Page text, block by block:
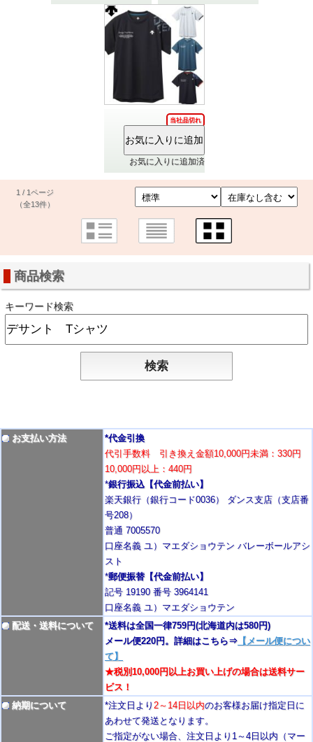
当社品切れ
お気に入りに追加済
1 / 1ページ
（全13件）
商品検索
キーワード検索
お支払い方法
*代金引換
代引手数料 引き換え金額10,000円未満：330円
10,000円以上：440円
*銀行振込【代金前払い】
楽天銀行（銀行コード0036） ダンス支店（支店番
号208）
普通 7005570
口座名義 ユ）マエダショウテン バレーボールアシ
スト
*郵便振替【代金前払い】
記号 19190 番号 3964141
口座名義 ユ）マエダショウテン
配送・送料について
*送料は全国一律759円(北海道内は580円)
メール便220円。詳細はこちら⇒ 【メール便につい
て】
★税別10,000円以上お買い上げの場合は送料サー
ビス！
納期について
*注文日より 2～14日以内のお客様お届け指定日に
あわせて発送となります。
ご指定がない場合、注文日より1～4日以内 （マー